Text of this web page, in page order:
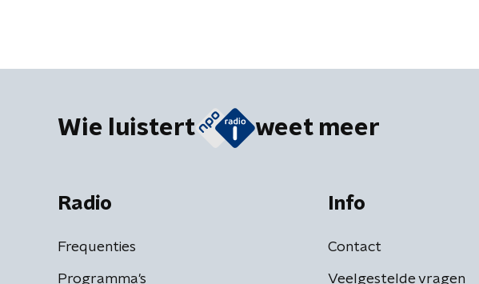
Wie luistert weet meer
Radio
Frequenties
Programma's
Info
Contact
Veelgestelde vragen